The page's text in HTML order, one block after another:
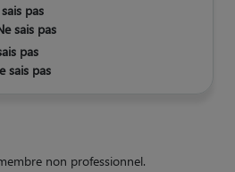
pas
sais pas
pas
sais pas
non professionnel.